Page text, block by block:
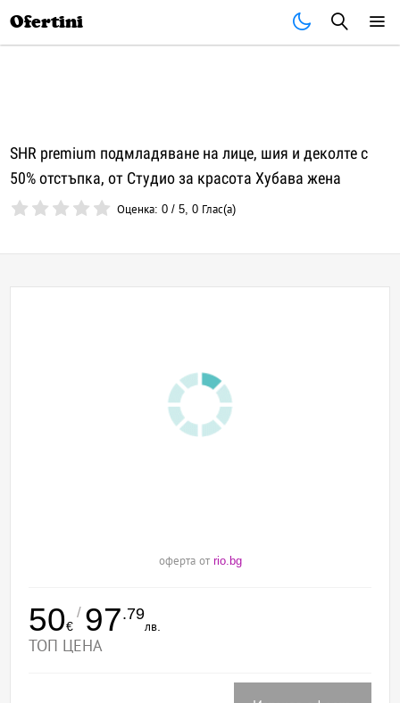
Ofertini
SHR premium подмладяване на лице, шия и деколте с
50% отстъпка, от Студио за красота Хубава жена
Оценка:0 /5,0 Глас(а)
оферта от rio.bg
50€
/ 97.79
лв.
ТОП ЦЕНА